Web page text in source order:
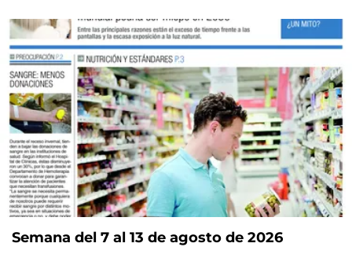
Semana del 7 al 13 de agosto de 2026